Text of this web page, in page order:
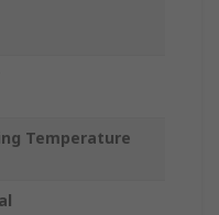
Temperature